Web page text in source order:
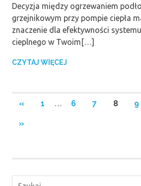
Decyzja między ogrzewaniem
grzejnikowym przy pompie ciepła
znaczenie dla efektywności
cieplnego w Twoim[…]
CZYTAJ WIĘCEJ
Stronicowanie
wpisów
« PREVIOUS
1 6 7 8 9
NEXT
»